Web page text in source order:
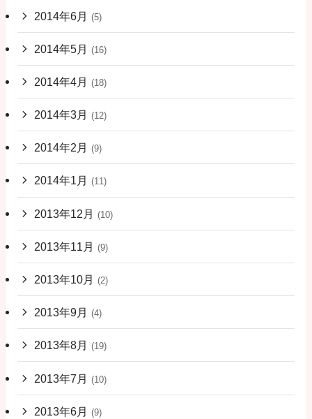
2014年6月 (5)
2014年5月 (16)
2014年4月 (18)
2014年3月 (12)
2014年2月 (9)
2014年1月 (11)
2013年12月 (10)
2013年11月 (9)
2013年10月 (2)
2013年9月 (4)
2013年8月 (19)
2013年7月 (10)
2013年6月 (9)